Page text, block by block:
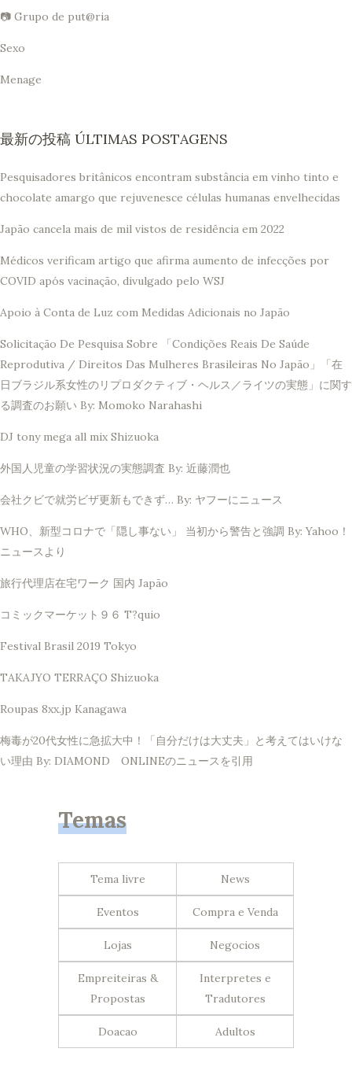
📷 Grupo de put@ria
Sexo
Menage
最新の投稿 ÚLTIMAS POSTAGENS
Pesquisadores britânicos encontram substância em vinho tinto e
chocolate amargo que rejuvenesce células humanas envelhecidas
Japão cancela mais de mil vistos de residência em 2022
Médicos verificam artigo que afirma aumento de infecções por
COVID após vacinação, divulgado pelo WSJ
Apoio à Conta de Luz com Medidas Adicionais no Japão
Solicitação De Pesquisa Sobre 「Condições Reais De Saúde
Reprodutiva / Direitos Das Mulheres Brasileiras No Japão」「在
日ブラジル系女性のリプロダクティブ・ヘルス／ライツの実態」に関す
る調査のお願い By: Momoko Narahashi
DJ tony mega all mix Shizuoka
外国人児童の学習状況の実態調査 By: 近藤潤也
会社クビで就労ビザ更新もできず… By: ヤフーにニュース
WHO、新型コロナで「隠し事ない」 当初から警告と強調 By: Yahoo！
ニュースより
旅行代理店在宅ワーク 国内 Japão
コミックマーケット９６ T?quio
Festival Brasil 2019 Tokyo
TAKAJYO TERRAÇO Shizuoka
Roupas 8xx.jp Kanagawa
梅毒が20代女性に急拡大中！「自分だけは大丈夫」と考えてはいけな
い理由 By: DIAMOND ONLINEのニュースを引用
Temas
Tema livre News
Eventos Compra e Venda
Lojas Negocios
Empreiteiras &
Propostas
Interpretes e
Tradutores
Doacao Adultos